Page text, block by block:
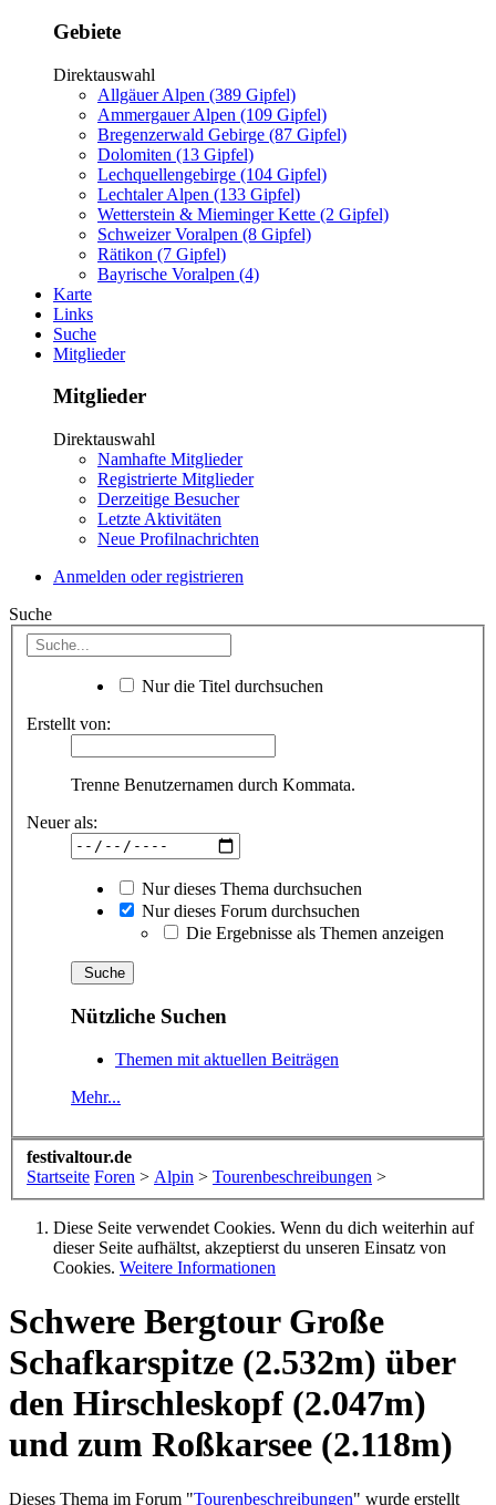
Gebiete
Direktauswahl
Allgäuer Alpen (389 Gipfel)
Ammergauer Alpen (109 Gipfel)
Bregenzerwald Gebirge (87 Gipfel)
Dolomiten (13 Gipfel)
Lechquellengebirge (104 Gipfel)
Lechtaler Alpen (133 Gipfel)
Wetterstein & Mieminger Kette (2 Gipfel)
Schweizer Voralpen (8 Gipfel)
Rätikon (7 Gipfel)
Bayrische Voralpen (4)
Karte
Links
Suche
Mitglieder
Mitglieder
Direktauswahl
Namhafte Mitglieder
Registrierte Mitglieder
Derzeitige Besucher
Letzte Aktivitäten
Neue Profilnachrichten
Anmelden oder registrieren
Suche
Nur die Titel durchsuchen
Erstellt von:
Trenne Benutzernamen durch Kommata.
Neuer als:
Nur dieses Thema durchsuchen
Nur dieses Forum durchsuchen
Die Ergebnisse als Themen anzeigen
Nützliche Suchen
Themen mit aktuellen Beiträgen
Mehr...
festivaltour.de
Startseite Foren > Alpin > Tourenbeschreibungen >
Diese Seite verwendet Cookies. Wenn du dich weiterhin auf
dieser Seite aufhältst, akzeptierst du unseren Einsatz von
Cookies. Weitere Informationen
Schwere BergtourGroße
Schafkarspitze (2.532m) über
den Hirschleskopf (2.047m)
und zum Roßkarsee (2.118m)
Dieses Thema im Forum "Tourenbeschreibungen" wurde erstellt